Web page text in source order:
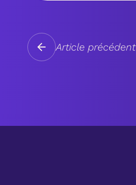
Article précédent